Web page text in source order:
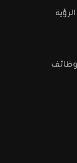
وظائف